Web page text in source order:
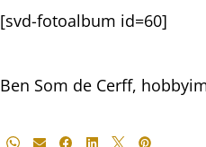
[svd-fotoalbum id=60]
Ben Som de Cerff,
Deel